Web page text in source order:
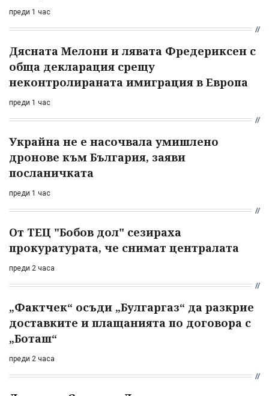
преди 1 час
Дясната Мелони и лявата Фредериксен с
обща декларация срещу
неконтролираната имиграция в Европа
преди 1 час
Украйна не е насочвала умишлено
дронове към България, заяви
посланичката
преди 1 час
От ТЕЦ "Бобов дол" сезираха
прокуратурата, че снимат централата
преди 2 часа
„Фактчек“ осъди „Булгаргаз“ да разкрие
доставките и плащанията по договора с
„Боташ“
преди 2 часа